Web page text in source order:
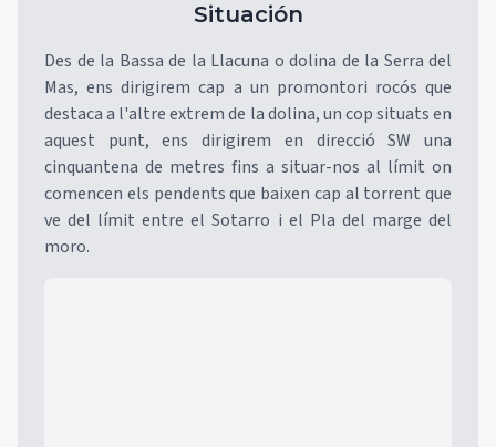
Situación
Des de la Bassa de la Llacuna o dolina de la Serra del
Mas, ens dirigirem cap a un promontori rocós que
destaca a l'altre extrem de la dolina, un cop situats en
aquest punt, ens dirigirem en direcció SW una
cinquantena de metres fins a situar-nos al límit on
comencen els pendents que baixen cap al torrent que
ve del límit entre el Sotarro i el Pla del marge del
moro.